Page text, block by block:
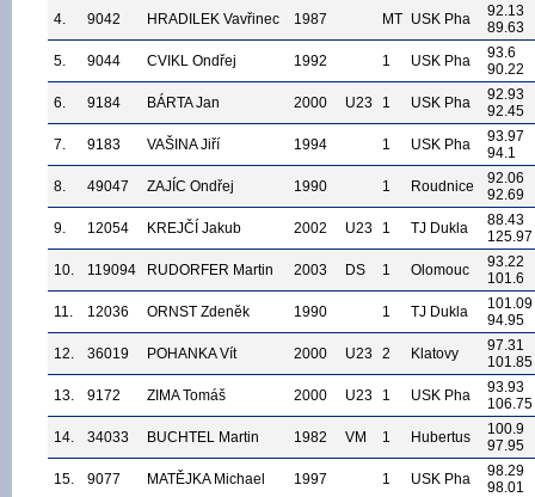
4.
9042 HRADILEK Vavřinec 1987 MT USK Pha
92.13
89.63
5.
9044 CVIKL Ondřej 1992 1 USK Pha
93.6
90.22
6.
9184 BÁRTA Jan 2000 U23 1 USK Pha
92.93
92.45
7.
9183 VAŠINA Jiří 1994 1 USK Pha
93.97
94.1
8.
49047 ZAJÍC Ondřej 1990 1 Roudnice
92.06
92.69
9.
12054 KREJČÍ Jakub 2002 U23 1 TJ Dukla
88.43
125.97
10.
119094 RUDORFER Martin 2003 DS 1 Olomouc
93.22
101.6
11.
12036 ORNST Zdeněk 1990 1 TJ Dukla
101.09
94.95
12.
36019 POHANKA Vít 2000 U23 2 Klatovy
97.31
101.85
13.
9172 ZIMA Tomáš 2000 U23 1 USK Pha
93.93
106.75
14.
34033 BUCHTEL Martin 1982 VM 1 Hubertus
100.9
97.95
15.
9077 MATĚJKA Michael 1997 1 USK Pha
98.29
98.01